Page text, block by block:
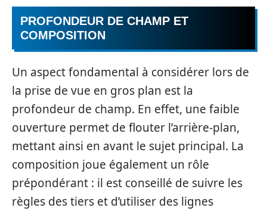
PROFONDEUR DE CHAMP ET
COMPOSITION
Un aspect fondamental à considérer lors de
la prise de vue en gros plan est la
profondeur de champ. En effet, une faible
ouverture permet de flouter l’arrière-plan,
mettant ainsi en avant le sujet principal. La
composition joue également un rôle
prépondérant : il est conseillé de suivre les
règles des tiers et d’utiliser des lignes